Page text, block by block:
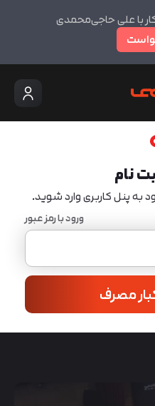
با علی حاجی‌محمدی
نام
به پنل کاربری وارد شوید.
ورود با رمز عبور
مصرف